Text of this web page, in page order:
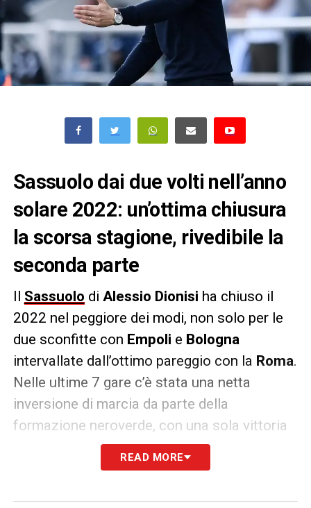
Sassuolo dai due volti nell’anno
solare 2022: un’ottima chiusura
la scorsa stagione, rivedibile la
seconda parte
Sassuolo di Alessio Dionisi ha chiuso il
2022 nel peggiore dei modi, non solo per le
due sconfitte con Empoli e Bologna
intervallate dall’ottimo pareggio con la Roma.
Nelle ultime 7 gare c’è stata una netta
inversione di marcia da parte della
formazione neroverde, con una sola vittoria
e un pareggio (3 punti con ilVerona
classifica e il pari controMou) a fronte di
READ MORE